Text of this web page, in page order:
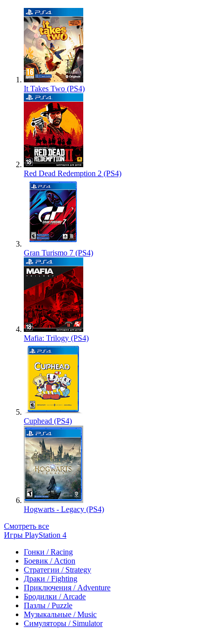
It Takes Two (PS4)
Red Dead Redemption 2 (PS4)
Gran Turismo 7 (PS4)
Mafia: Trilogy (PS4)
Cuphead (PS4)
Hogwarts - Legacy (PS4)
Смотреть все
Игры PlayStation 4
Гонки / Racing
Боевик / Action
Стратегии / Strategy
Драки / Fighting
Приключения / Adventure
Бродилки / Arcade
Пазлы / Puzzle
Музыкальные / Music
Симуляторы / Simulator